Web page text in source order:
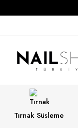
Tırnak Süsleme